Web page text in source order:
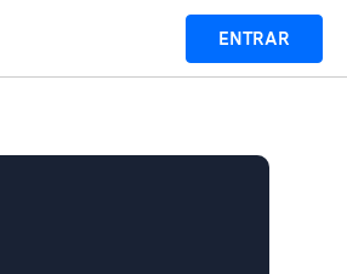
utilitários
ENTRAR